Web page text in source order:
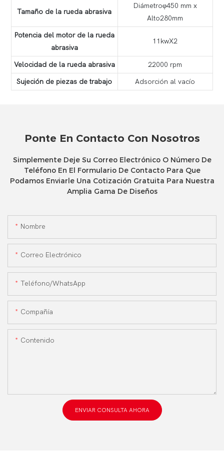
Tamaño de la rueda abrasiva
Diámetroφ450 mm x
Alto280mm
Potencia del motor de la rueda
abrasiva
11kwX2
Velocidad de la rueda abrasiva
22000 rpm
Sujeción de piezas de trabajo
Adsorción al vacío
Ponte En Contacto Con Nosotros
Simplemente Deje Su Correo Electrónico O Número De
Teléfono En El Formulario De Contacto Para Que
Podamos Enviarle Una Cotización Gratuita Para Nuestra
Amplia Gama De Diseños
Nombre
Correo Electrónico
Teléfono/WhatsApp
Compañía
Contenido
ENVIAR CONSULTA AHORA